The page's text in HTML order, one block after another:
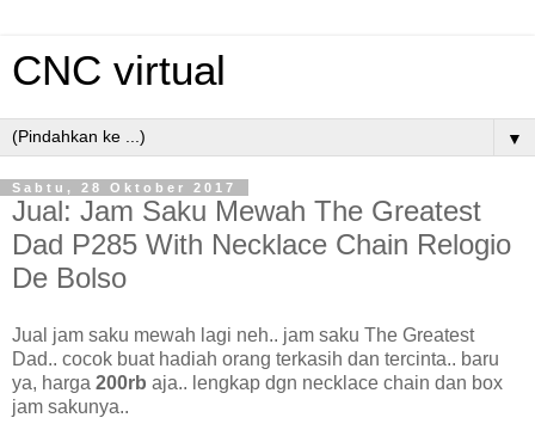
CNC virtual
▼
Sabtu, 28 Oktober 2017
Jual: Jam Saku Mewah The Greatest
Dad P285 With Necklace Chain Relogio
De Bolso
Jual jam saku mewah lagi neh.. jam saku The Greatest
Dad.. cocok buat hadiah orang terkasih dan tercinta.. baru
ya, harga 200rb aja.. lengkap dgn necklace chain dan box
jam sakunya..